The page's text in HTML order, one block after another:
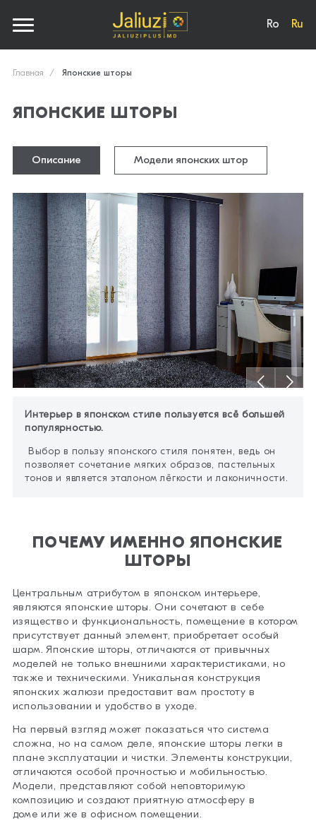
Ro Ru
Главная Японские шторы
ЯПОНСКИЕ ШТОРЫ
Описание Модели японских штор
Интерьер в японском стиле пользуется всё большей
популярностью.
Выбор в пользу японского стиля понятен, ведь он
позволяет сочетание мягких образов, пастельных
тонов и является эталоном лёгкости и лаконичности.
ПОЧЕМУ ИМЕННО ЯПОНСКИЕ
ШТОРЫ
Центральным атрибутом в японском интерьере,
являются японские шторы. Они сочетают в себе
изящество и функциональность, помещение в котором
присутствует данный элемент, приобретает особый
шарм. Японские шторы, отличаются от привычных
моделей не только внешними характеристиками, но
также и техническими. Уникальная конструкция
японских жалюзи предоставит вам простоту в
использовании и удобство в уходе.
На первый взгляд может показаться что система
сложна, но на самом деле, японские шторы легки в
плане эксплуатации и чистки. Элементы конструкции,
отличаются особой прочностью и мобильностью.
Модели, представляют собой неповторимую
композицию и создают приятную атмосферу в
доме или же в офисном помещении.